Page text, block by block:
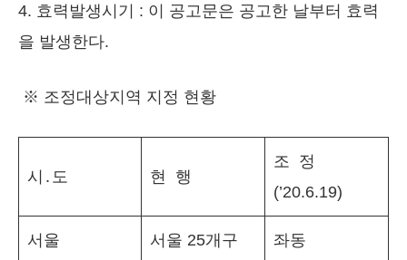
4. 효력발생시기 : 이 공고문은 공고한 날부터 효력
을 발생한다.
※ 조정대상지역 지정 현황
시․도 현 행
조 정
(’20.6.19)
서울 서울 25개구 좌동